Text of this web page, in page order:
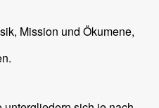
Mission und Ökumene,